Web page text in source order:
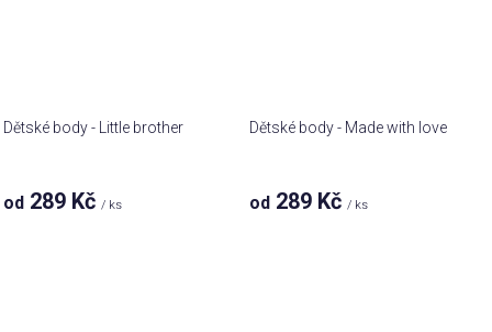
Dětské body - Little brother
od 289 Kč/ ks
Dětské body - Made with love
od 289 Kč/ ks